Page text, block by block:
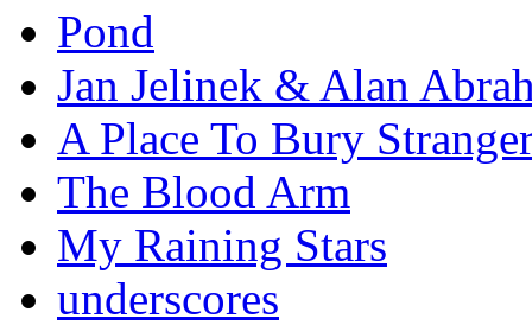
Pond
Jan Jelinek & Alan
A Place To Bury
The Blood Arm
My Raining Stars
underscores